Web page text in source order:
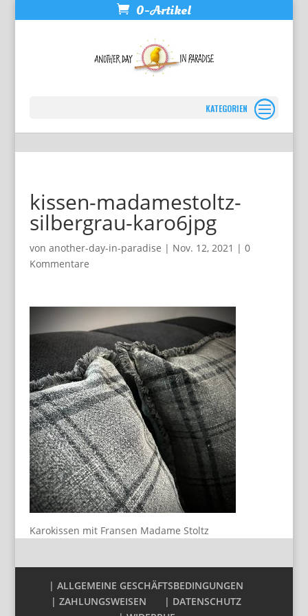
0-Artikel
kissen-madamestoltz-
silbergrau-karo6jpg
von another-day-in-paradise | Nov. 12, 2021 | 0
Kommentare
Karokissen mit Fransen Madame Stoltz
| ALLGEMEINE GESCHÄFTSBEDINGUNGEN
| ZAHLUNGSWEISEN
| DATENSCHUTZ